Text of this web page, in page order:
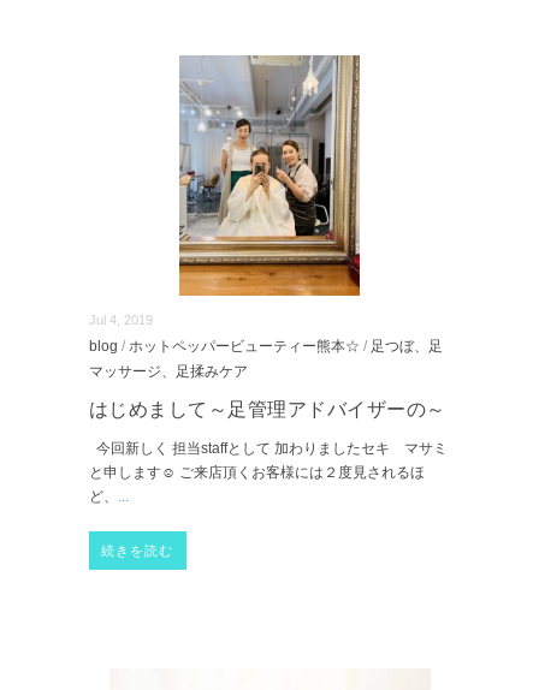
Jul 4, 2019
blog / ホットペッパービューティー熊本☆ / 足つぼ、足
マッサージ、足揉みケア
はじめまして～足管理アドバイザーの～
今回新しく 担当staffとして 加わりましたセキ マサミ
と申します☺ ご来店頂くお客様には２度見されるほ
ど、 ...
続きを読む